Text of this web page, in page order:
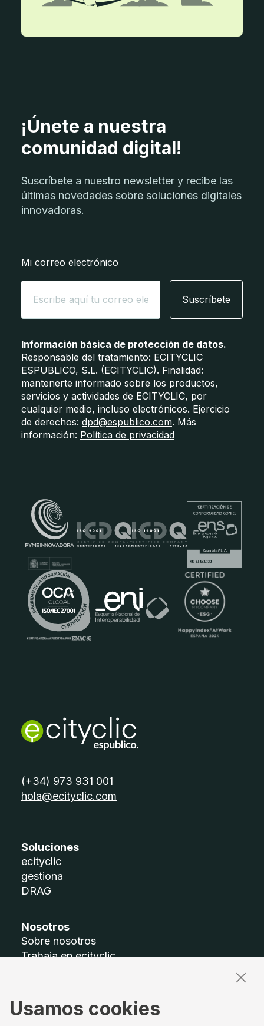
¡Únete a nuestra
comunidad digital!
Suscríbete a nuestro newsletter y recibe las
últimas novedades sobre soluciones digitales
innovadoras.
Mi correo electrónico
Suscríbete
Información básica de protección de datos.
Responsable del tratamiento: ECITYCLIC
ESPUBLICO, S.L. (ECITYCLIC). Finalidad:
mantenerte informado sobre los productos,
servicios y actividades de ECITYCLIC, por
cualquier medio, incluso electrónicos. Ejercicio
de derechos: dpd@espublico.com. Más
información: Política de privacidad
Certificados
telèfon:
(+34) 973 931 001
email:
hola@ecityclic.com
Soluciones
ecityclic
gestiona
DRAG
Nosotros
Sobre nosotros
Trabaja en ecityclic
Usamos cookies